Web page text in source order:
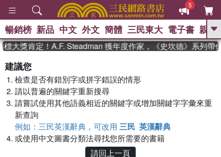
5
GO
史是一群喵 、
獎 臺灣漫遊錄
登輝時代 、 數學女孩：黎曼猜想 、
暢銷榜 新品 中文 外文 簡體 三民東大 電子書 親子
大獎肯定！A.F. Steadman 獲年度作家，《史坎德》系列帶
建議您
檢查是否有錯別字或拼字錯誤的情形
請以普遍的關鍵字重新搜尋
請嘗試使用其他語義相近的關鍵字或增加關鍵字字彙來重
新查詢
例如：三民英漢辭典，可改用 三民 英漢辭典
或使用中文圖書分類法尋找您所需要的書籍
請回上一頁